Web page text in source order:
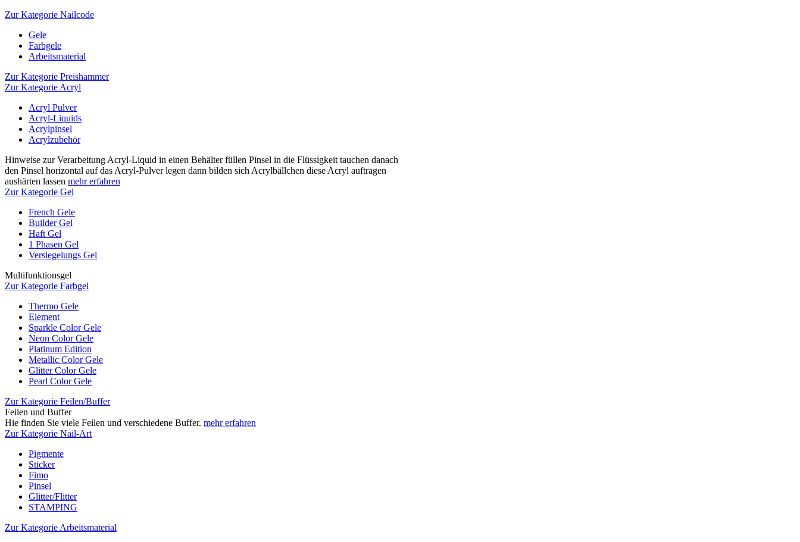
Zur Kategorie Nailcode
Gele
Farbgele
Arbeitsmaterial
Zur Kategorie Preishammer
Zur Kategorie Acryl
Acryl Pulver
Acryl-Liquids
Acrylpinsel
Acrylzubehör
Hinweise zur Verarbeitung Acryl-Liquid in einen Behälter füllen Pinsel in die Flüssigkeit tauchen danach
den Pinsel horizontal auf das Acryl-Pulver legen dann bilden sich Acrylbällchen diese Acryl auftragen
aushärten lassen mehr erfahren
Zur Kategorie Gel
French Gele
Builder Gel
Haft Gel
1 Phasen Gel
Versiegelungs Gel
Multifunktionsgel
Zur Kategorie Farbgel
Thermo Gele
Element
Sparkle Color Gele
Neon Color Gele
Platinum Edition
Metallic Color Gele
Glitter Color Gele
Pearl Color Gele
Zur Kategorie Feilen/Buffer
Feilen und Buffer
Hie finden Sie viele Feilen und verschiedene Buffer. mehr erfahren
Zur Kategorie Nail-Art
Pigmente
Sticker
Fimo
Pinsel
Glitter/Flitter
STAMPING
Zur Kategorie Arbeitsmaterial